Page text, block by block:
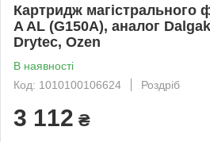
Картридж магістрального
A AL (G150A), аналог
Drytec, Ozen
В наявності
Код: 1010100106624
Роздріб
3 112 ₴